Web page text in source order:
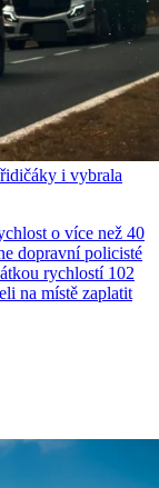
i vybrala
o více než 40
dopravní policisté
rychlostí 102
na místě zaplatit